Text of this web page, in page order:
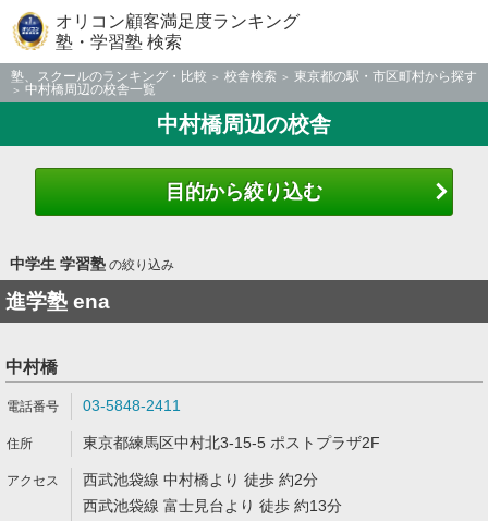
オリコン顧客満足度ランキング
塾・学習塾 検索
塾、スクールのランキング・比較 校舎検索
東京都の駅・市区町村から探す
中村橋周辺の校舎一覧
中村橋周辺の校舎
目的から絞り込む
中学生 学習塾の絞り込み
進学塾 ena
中村橋
03-5848-2411
東京都練馬区中村北3-15-5 ポストプラザ2F
西武池袋線 中村橋より 徒歩 約2分
西武池袋線 富士見台より 徒歩 約13分